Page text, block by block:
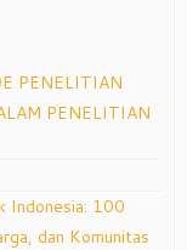
PENELITIAN
PENELITIAN
Indonesia: 100
dan Komunitas